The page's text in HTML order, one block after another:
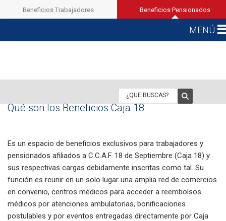
Beneficios Trabajadores Beneficios Pensionados
MENÚ
MENÚ
Buscar:
Qué son los Beneficios Caja 18
Es un espacio de beneficios exclusivos para trabajadores y
pensionados afiliados a C.C.A.F. 18 de Septiembre (Caja 18) y
sus respectivas cargas debidamente inscritas como tal. Su
función es reunir en un solo lugar una amplia red de comercios
en convenio, centros médicos para acceder a reembolsos
médicos por atenciones ambulatorias, bonificaciones
postulables y por eventos entregadas directamente por Caja